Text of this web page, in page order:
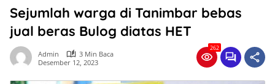
Sejumlah warga di Tanimbar bebas
jual beras Bulog diatas HET
Admin
3 Min Baca
Desember 12, 2023
262